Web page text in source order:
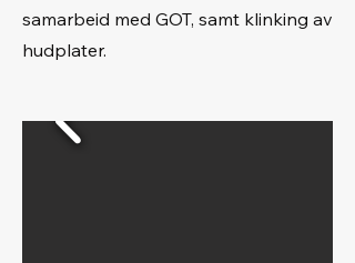
samarbeid med GOT, samt klinking av
hudplater.